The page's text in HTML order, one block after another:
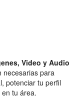
Video y Audio
necesarias para
potenciar tu perfil
tu área.